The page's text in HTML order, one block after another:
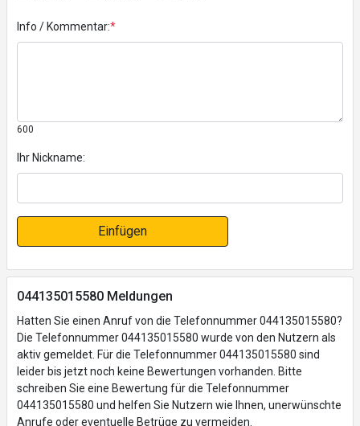
Info / Kommentar:*
600
Ihr Nickname:
Einfügen
044135015580 Meldungen
Hatten Sie einen Anruf von die Telefonnummer 044135015580?
Die Telefonnummer 044135015580 wurde von den Nutzern als
aktiv gemeldet. Für die Telefonnummer 044135015580 sind
leider bis jetzt noch keine Bewertungen vorhanden. Bitte
schreiben Sie eine Bewertung für die Telefonnummer
044135015580 und helfen Sie Nutzern wie Ihnen, unerwünschte
Anrufe oder eventuelle Betrüge zu vermeiden.